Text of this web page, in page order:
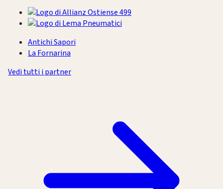
Antichi Sapori
La Fornarina
Vedi tutti i partner